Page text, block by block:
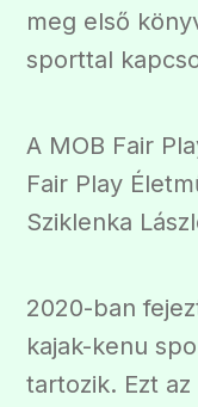
meg első
sporttal
A MOB Fair
Fair Play
Sziklenka
2020-ban
kajak-kenu
tartozik. Ezt